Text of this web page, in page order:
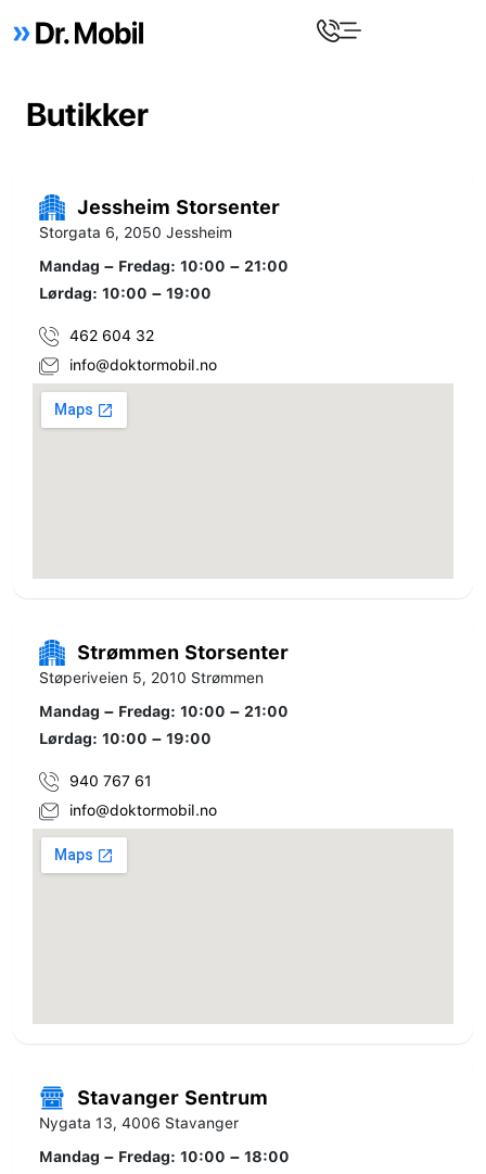
Butikker
Jessheim Storsenter
Storgata 6, 2050 Jessheim
Mandag – Fredag: 10:00 – 21:00
Lørdag: 10:00 – 19:00
462 604 32
info@doktormobil.no
Strømmen Storsenter
Støperiveien 5, 2010 Strømmen
Mandag – Fredag: 10:00 – 21:00
Lørdag: 10:00 – 19:00
940 767 61
info@doktormobil.no
Stavanger Sentrum
Nygata 13, 4006 Stavanger
Mandag – Fredag: 10:00 – 18:00